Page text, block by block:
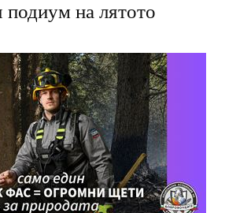
подиум на лятото